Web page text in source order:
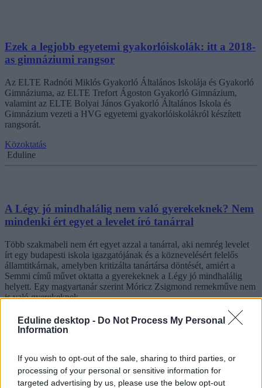
Eduline desktop - Do Not Process My Personal
Information
If you wish to opt-out of the sale, sharing to third parties, or
processing of your personal or sensitive information for
targeted advertising by us, please use the below opt-out
Ezek a legjobb egyetemi gyakorlóiskolák: itt a 2018-
as gimnáziumi rangsor
Az ELTE Radnóti Miklós Gyakorló Általános Iskolája és Gyakorló
Gimnáziuma, az ELTE Trefort Ágoston Gyakorló Gimnázium,
valamint az ELTE Bolyai János Gyakorló Általános Iskola és
Gimnázium vezeti a HVG egyetemi gyakorlóiskolákról készített
rangsorát.
Közoktatás
Eduline
A Légy jó mindhalálig nem való gyerekeknek? Nem
mindenki ért egyet a levelet író tanárral
Több szakmabeli nem ért egyet azzal a tanárral, aki nemrég levelet
írt egy budapesti iskola igazgatójának és a köznevelésért felelős
államtitkárnak, amelyben kritizálta tanártársa döntését, amiért a
Semmi című művet oktatta a gyerekeknek a Légy jó mindhalálig
helyett. Egy magyartanár szerint Móricz Zsigmond remekműve nem
is való gyerekeknek.
Közoktatás
Eduline